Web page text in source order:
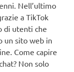
Nell’ultimo
a TikTok
di utenti che
un sito web in
Come capire
Non solo